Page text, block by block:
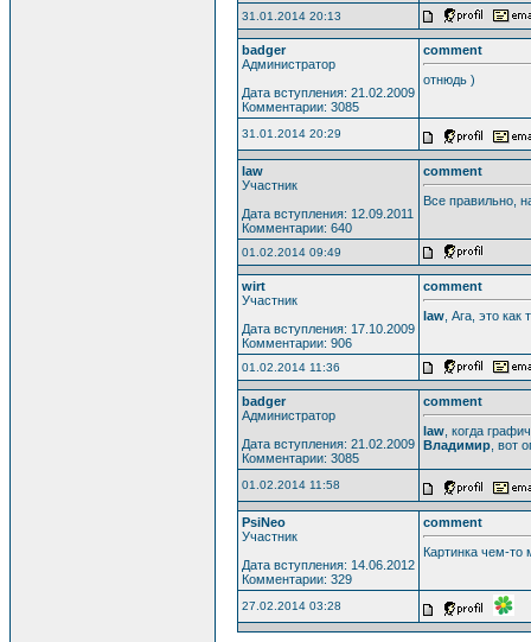
31.01.2014 20:13
badger
Администратор
Дата вступления: 21.02.2009
Комментарии: 3085
comment
отнюдь )
31.01.2014 20:29
law
Участник
Дата вступления: 12.09.2011
Комментарии: 640
comment
Все правильно,
01.02.2014 09:49
wirt
Участник
Дата вступления: 17.10.2009
Комментарии: 906
comment
law , Ага, это
01.02.2014 11:36
badger
Администратор
Дата вступления: 21.02.2009
Комментарии: 3085
comment
law , когда
Владимир , вот
01.02.2014 11:58
PsiNeo
Участник
Дата вступления: 14.06.2012
Комментарии: 329
comment
Картинка чем-то
27.02.2014 03:28